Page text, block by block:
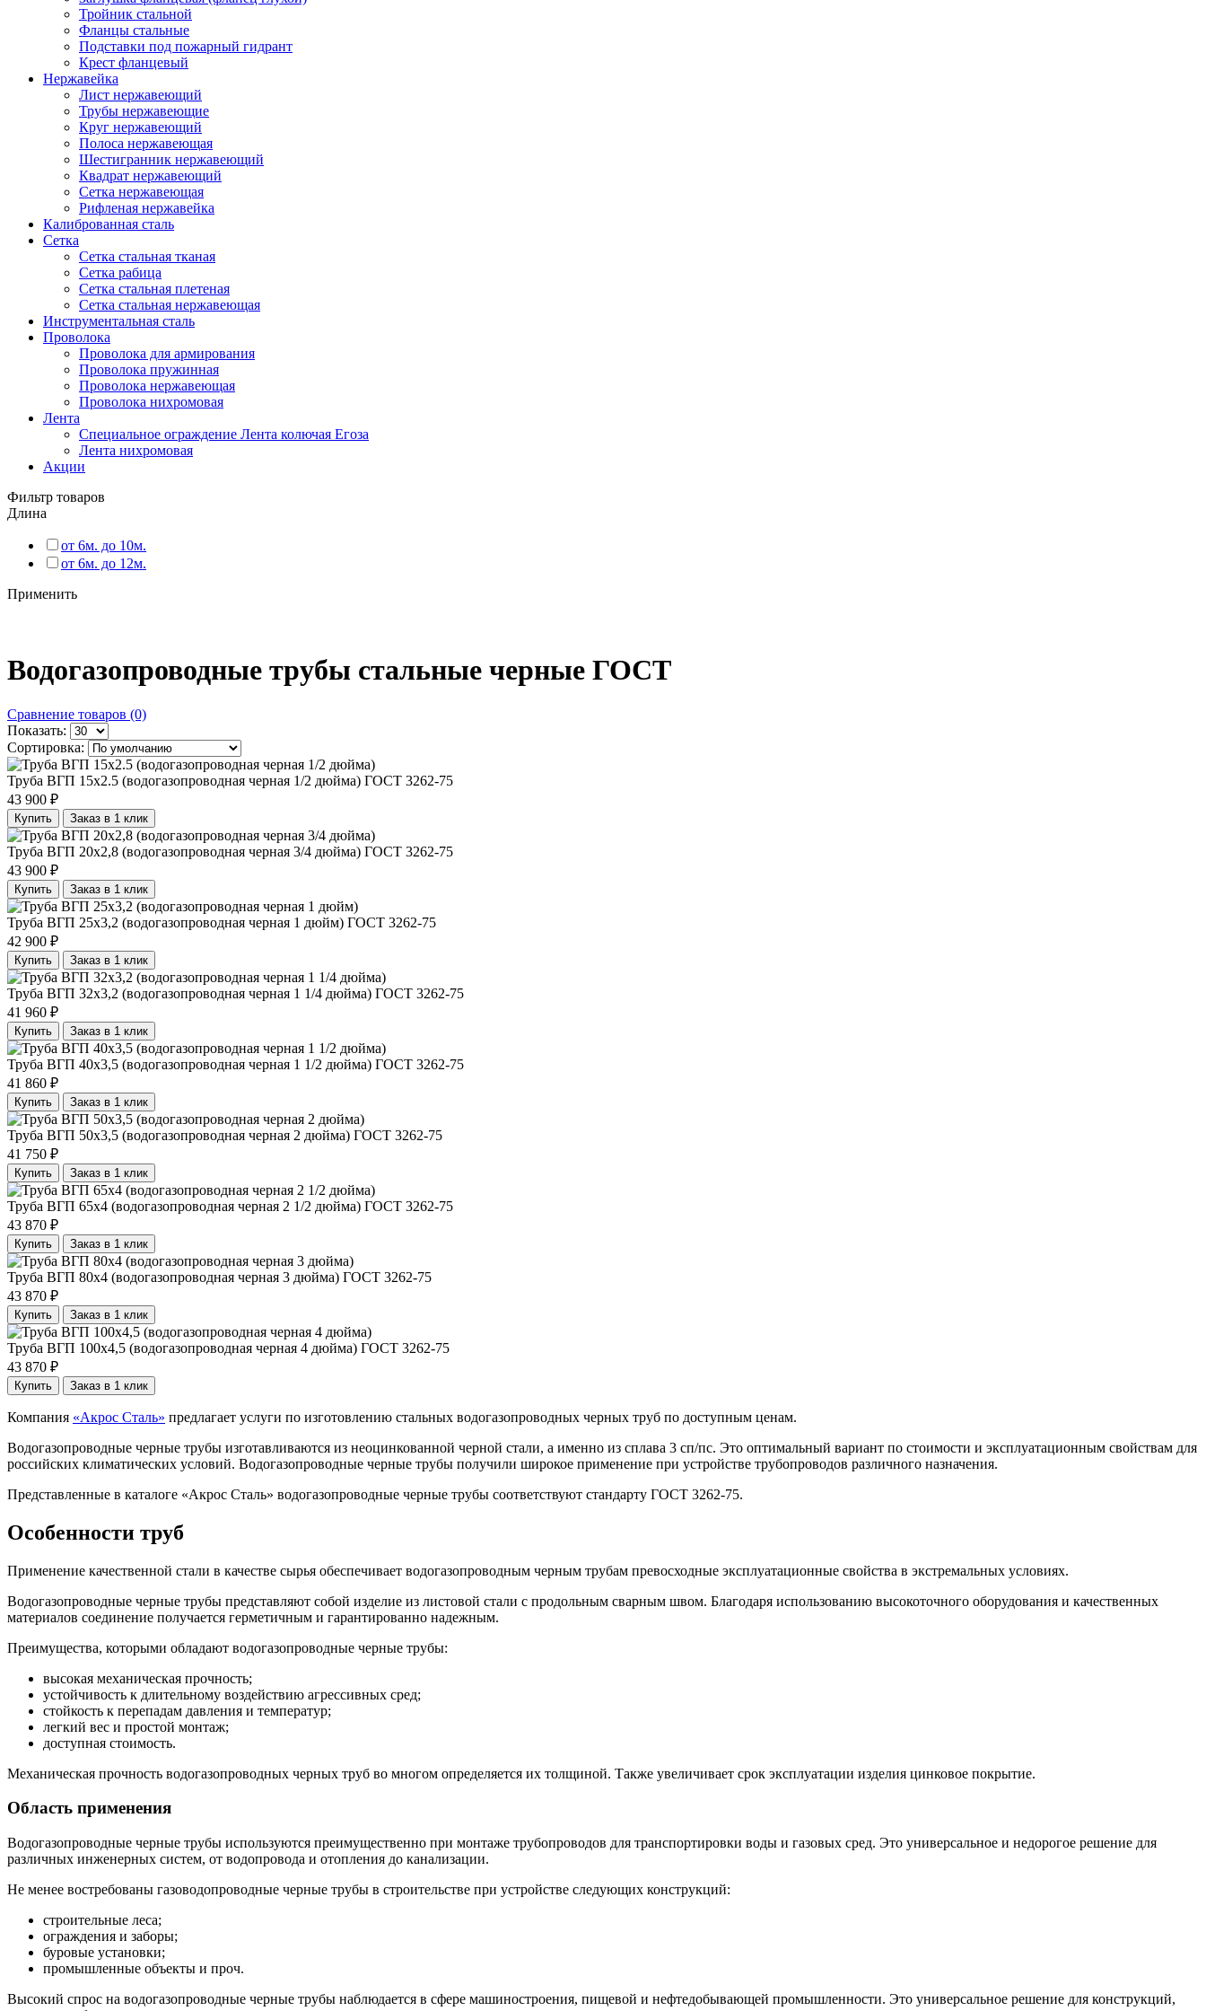
Тройник стальной
Фланцы стальные
Подставки под пожарный гидрант
Крест фланцевый
Нержавейка
Лист нержавеющий
Трубы нержавеющие
Круг нержавеющий
Полоса нержавеющая
Шестигранник нержавеющий
Квадрат нержавеющий
Сетка нержавеющая
Рифленая нержавейка
Калиброванная сталь
Сетка
Cетка стальная тканая
Сетка рабица
Сетка стальная плетеная
Сетка стальная нержавеющая
Инструментальная сталь
Проволока
Проволока для армирования
Проволока пружинная
Проволока нержавеющая
Проволока нихромовая
Лента
Специальное ограждение Лента колючая Егоза
Лента нихромовая
Акции
Фильтр товаров
Длина
от 6м. до 10м.
от 6м. до 12м.
Применить
Водогазопроводные трубы стальные черные ГОСТ
Сравнение товаров (0)
Показать:
Сортировка:
Труба ВГП 15x2.5 (водогазопроводная черная 1/2 дюйма) ГОСТ 3262-75
43 900 ₽
Купить Заказ в 1 клик
Труба ВГП 20х2,8 (водогазопроводная черная 3/4 дюйма) ГОСТ 3262-75
43 900 ₽
Купить Заказ в 1 клик
Труба ВГП 25х3,2 (водогазопроводная черная 1 дюйм) ГОСТ 3262-75
42 900 ₽
Купить Заказ в 1 клик
Труба ВГП 32х3,2 (водогазопроводная черная 1 1/4 дюйма) ГОСТ 3262-75
41 960 ₽
Купить Заказ в 1 клик
Труба ВГП 40х3,5 (водогазопроводная черная 1 1/2 дюйма) ГОСТ 3262-75
41 860 ₽
Купить Заказ в 1 клик
Труба ВГП 50х3,5 (водогазопроводная черная 2 дюйма) ГОСТ 3262-75
41 750 ₽
Купить Заказ в 1 клик
Труба ВГП 65х4 (водогазопроводная черная 2 1/2 дюйма) ГОСТ 3262-75
43 870 ₽
Купить Заказ в 1 клик
Труба ВГП 80х4 (водогазопроводная черная 3 дюйма) ГОСТ 3262-75
43 870 ₽
Купить Заказ в 1 клик
Труба ВГП 100х4,5 (водогазопроводная черная 4 дюйма) ГОСТ 3262-75
43 870 ₽
Купить Заказ в 1 клик
Компания «Акрос Сталь» предлагает услуги по изготовлению стальных водогазопроводных черных труб по доступным ценам.
Водогазопроводные черные трубы изготавливаются из неоцинкованной черной стали, а именно из сплава 3 сп/пс. Это оптимальный вариант по стоимости и эксплуатационным свойствам для
российских климатических условий. Водогазопроводные черные трубы получили широкое применение при устройстве трубопроводов различного назначения.
Представленные в каталоге «Акрос Сталь» водогазопроводные черные трубы соответствуют стандарту ГОСТ 3262-75.
Особенности труб
Применение качественной стали в качестве сырья обеспечивает водогазопроводным черным трубам превосходные эксплуатационные свойства в экстремальных условиях.
Водогазопроводные черные трубы представляют собой изделие из листовой стали с продольным сварным швом. Благодаря использованию высокоточного оборудования и качественных
материалов соединение получается герметичным и гарантированно надежным.
Преимущества, которыми обладают водогазопроводные черные трубы:
высокая механическая прочность;
устойчивость к длительному воздействию агрессивных сред;
стойкость к перепадам давления и температур;
легкий вес и простой монтаж;
доступная стоимость.
Механическая прочность водогазопроводных черных труб во многом определяется их толщиной. Также увеличивает срок эксплуатации изделия цинковое покрытие.
Область применения
Водогазопроводные черные трубы используются преимущественно при монтаже трубопроводов для транспортировки воды и газовых сред. Это универсальное и недорогое решение для
различных инженерных систем, от водопровода и отопления до канализации.
Не менее востребованы газоводопроводные черные трубы в строительстве при устройстве следующих конструкций:
строительные леса;
ограждения и заборы;
буровые установки;
промышленные объекты и проч.
Высокий спрос на водогазопроводные черные трубы наблюдается в сфере машиностроения, пищевой и нефтедобывающей промышленности. Это универсальное решение для конструкций,